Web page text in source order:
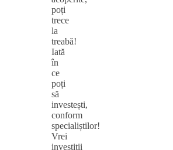
poți
trece
la
treabă!
Iată
în
ce
poți
să
investești,
conform
specialiștilor!
Vrei
investiții